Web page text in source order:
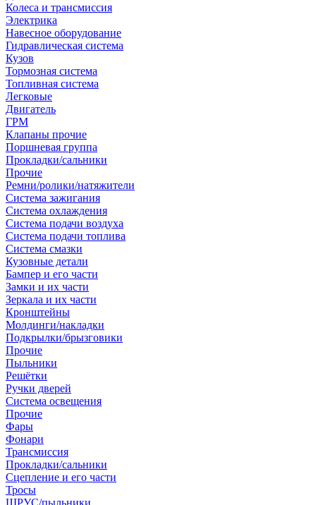
Колеса и трансмиссия
Электрика
Навесное оборудование
Гидравлическая система
Кузов
Тормозная система
Топливная система
Легковые
Двигатель
ГРМ
Клапаны прочие
Поршневая группа
Прокладки/сальники
Прочие
Ремни/ролики/натяжители
Система зажигания
Система охлаждения
Система подачи воздуха
Система подачи топлива
Система смазки
Кузовные детали
Бампер и его части
Замки и их части
Зеркала и их части
Кронштейны
Молдинги/накладки
Подкрылки/брызговики
Прочие
Пыльники
Решётки
Ручки дверей
Система освещения
Прочие
Фары
Фонари
Трансмиссия
Прокладки/сальники
Сцепление и его части
Тросы
ШРУС/пыльники